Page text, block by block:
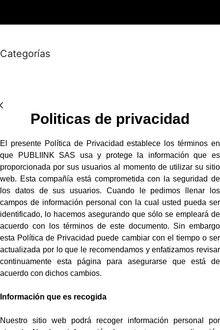
Categorías
Politicas de privacidad
El presente Política de Privacidad establece los términos en
que PUBLIINK SAS usa y protege la información que es
proporcionada por sus usuarios al momento de utilizar su sitio
web. Esta compañía está comprometida con la seguridad de
los datos de sus usuarios. Cuando le pedimos llenar los
campos de información personal con la cual usted pueda ser
identificado, lo hacemos asegurando que sólo se empleará de
acuerdo con los términos de este documento. Sin embargo
esta Política de Privacidad puede cambiar con el tiempo o ser
actualizada por lo que le recomendamos y enfatizamos revisar
continuamente esta página para asegurarse que está de
acuerdo con dichos cambios.
Información que es recogida
Nuestro sitio web podrá recoger información personal por